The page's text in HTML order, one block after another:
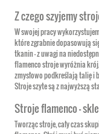
Z czego szyjemy
W swojej pracy
które zgrabnie dopasowują
tkanin – z uwagi na
flamenco stroje wyróżnia
zmysłowo podkreślają talię i
Stroje szyte są z najwyższą
Stroje flamenco –
Tworząc stroje, cały czas